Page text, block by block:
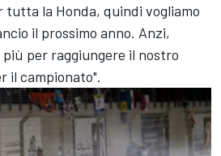
la Honda, quindi vogliamo
il prossimo anno. Anzi,
per raggiungere il nostro
il campionato".